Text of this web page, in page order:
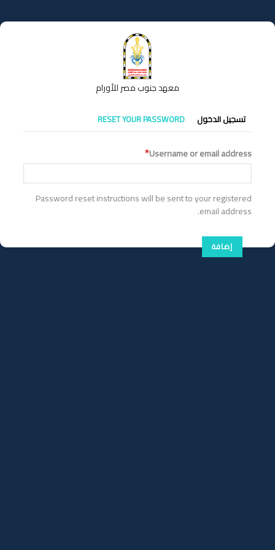
إلى
المحتوى
معهد جنوب مصر للأورام
التبويبات
الأساسية
تسجيل الدخول RESET YOUR PASSWORD
Username or email address
Password reset instructions will be sent to your registered
email address.